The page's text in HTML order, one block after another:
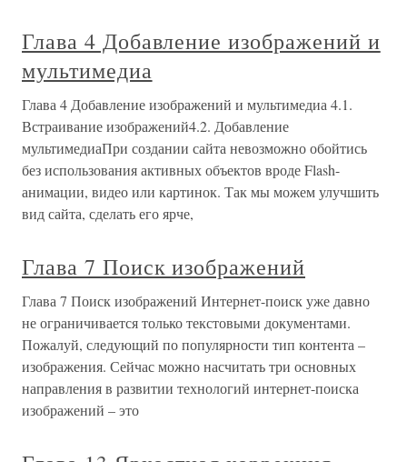
Глава 4 Добавление изображений и
мультимедиа
Глава 4 Добавление изображений и мультимедиа 4.1.
Встраивание изображений4.2. Добавление
мультимедиаПри создании сайта невозможно обойтись
без использования активных объектов вроде Flash-
анимации, видео или картинок. Так мы можем улучшить
вид сайта, сделать его ярче,
Глава 7 Поиск изображений
Глава 7 Поиск изображений Интернет-поиск уже давно
не ограничивается только текстовыми документами.
Пожалуй, следующий по популярности тип контента –
изображения. Сейчас можно насчитать три основных
направления в развитии технологий интернет-поиска
изображений – это